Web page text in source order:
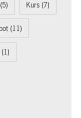
Kurs (7)
(11)